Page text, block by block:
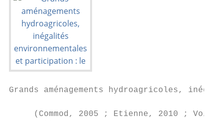
Grands aménagements hydroagricoles,
(Commod, 2005 ; Etienne, 2010 ;